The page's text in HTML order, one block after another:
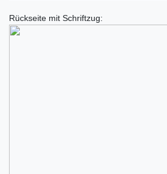
Rückseite mit Schriftzug: